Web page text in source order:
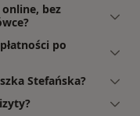
bez
po
Stefańska?